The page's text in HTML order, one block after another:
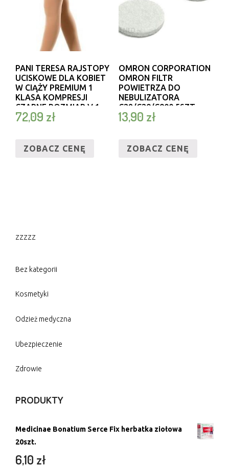
PANI TERESA RAJSTOPY
UCISKOWE DLA KOBIET
W CIĄŻY PREMIUM 1
KLASA KOMPRESJI
CZARNE ROZMIAR V 1
SZTUKA
72,09 zł
ZOBACZ CENĘ
OMRON CORPORATION
OMRON FILTR
POWIETRZA DO
NEBULIZATORA
C28/C29/C900 5SZT.
13,90 zł
ZOBACZ CENĘ
zzzzz
Bez kategorii
Kosmetyki
Odzież medyczna
Ubezpieczenie
Zdrowie
PRODUKTY
Medicinae Bonatium Serce Fix herbatka ziołowa
20szt.
6,10 zł